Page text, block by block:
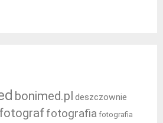
bonimed.pl deszczownie
fotograffotografia fotografia